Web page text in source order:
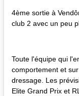
4ème sortie à
club 2 avec un peu
Toute l'équipe qui
comportement et
dressage. Les
Elite Grand Prix et